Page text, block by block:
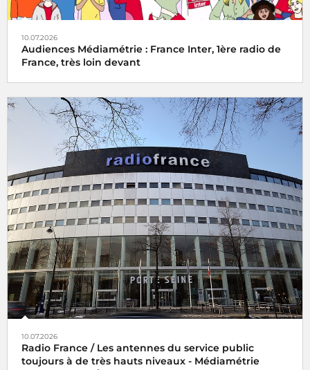
10.07.2026
Audiences Médiamétrie : France Inter, 1ère radio de
France, très loin devant
10.07.2026
Radio France / Les antennes du service public
toujours à de très hauts niveaux - Médiamétrie